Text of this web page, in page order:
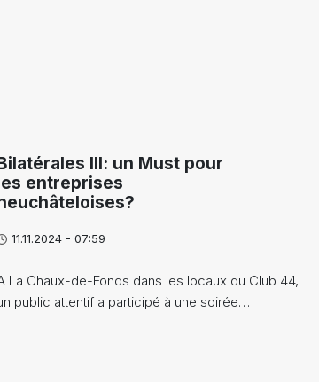
III: un Must pour
entreprises
11.11.2024 - 07:59
La Chaux-de-Fonds dans les locaux du Club 44,
public attentif a participé à une soirée…